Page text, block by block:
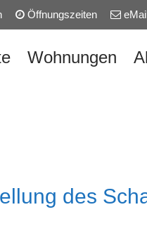
Öffnungszeiten
Wohnungen
des